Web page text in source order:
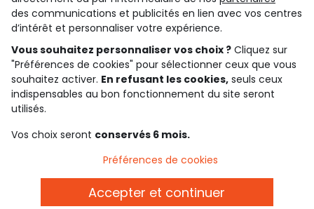
le club fidélité
notre catalogue
Conditions générales de ventes et d'utilisation
Conditions d’utilisation des réseaux sociaux
Politique de confidentialité
Cookies et données personnelles
Paramètres des cookies
des communications et publicités en lien avec vos centres
d’intérêt et personnaliser votre expérience.
Vous souhaitez personnaliser vos choix ? Cliquez sur
"Préférences de cookies" pour sélectionner ceux que vous
souhaitez activer. En refusant les cookies, seuls ceux
indispensables au bon fonctionnement du site seront
utilisés.
Vos choix seront conservés 6 mois.
Préférences de cookies
Accepter et continuer